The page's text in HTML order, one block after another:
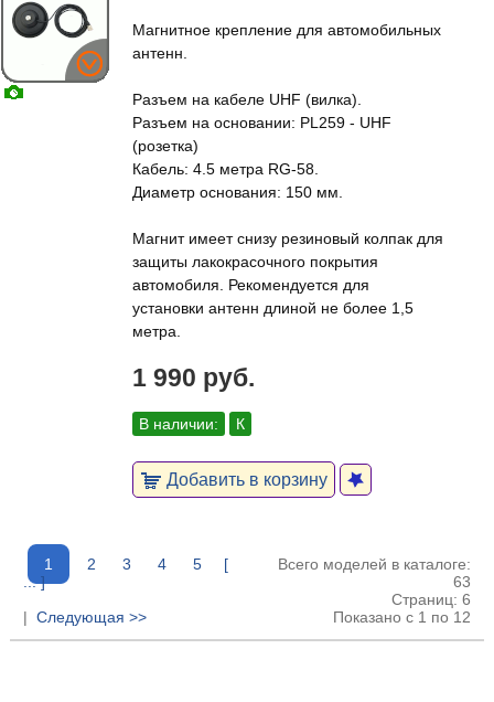
Магнитное крепление для автомобильных
антенн.
Разъем на кабеле UHF (вилка).
Разъем на основании: PL259 - UHF
(розетка)
Кабель: 4.5 метра RG-58.
Диаметр основания: 150 мм.
Магнит имеет снизу резиновый колпак для
защиты лакокрасочного покрытия
автомобиля. Рекомендуется для
установки антенн длиной не более 1,5
метра.
1 990 руб.
В наличии: К
Добавить в корзину
1 2 3 4 5
[
... ]
| Следующая >>
Всего моделей в каталоге:
63
Страниц: 6
Показано с 1 по 12